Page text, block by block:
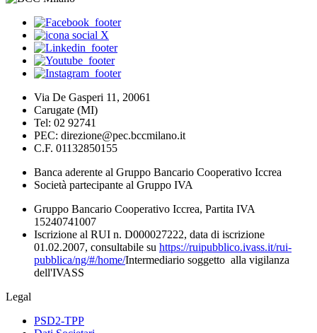
Via De Gasperi 11, 20061
Carugate (MI)
Tel: 02 92741
PEC: direzione@pec.bccmilano.it
C.F. 01132850155
Banca aderente al Gruppo Bancario Cooperativo Iccrea
Società partecipante al Gruppo IVA
Gruppo Bancario Cooperativo Iccrea, Partita IVA
15240741007
Iscrizione al RUI n. D000027222, data di iscrizione
01.02.2007, consultabile su https://ruipubblico.ivass.it/rui-
pubblica/ng/#/home/Intermediario soggetto alla vigilanza
dell'IVASS
Legal
PSD2-TPP